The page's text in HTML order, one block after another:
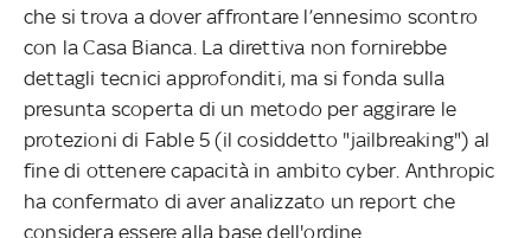
che si trova a dover affrontare l’ennesimo scontro
con la Casa Bianca. La direttiva non fornirebbe
dettagli tecnici approfonditi, ma si fonda sulla
presunta scoperta di un metodo per aggirare le
protezioni di Fable 5 (il cosiddetto "jailbreaking") al
fine di ottenere capacità in ambito cyber. Anthropic
ha confermato di aver analizzato un report che
considera essere alla base dell'ordine